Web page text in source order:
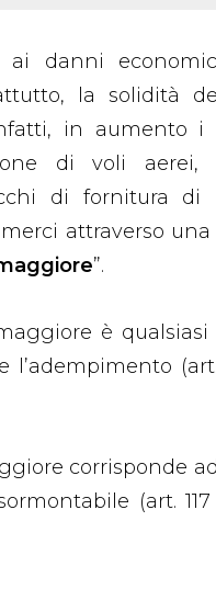
ai danni
la solidità
in aumento
di voli aerei,
di fornitura
attraverso
”.
è
corrisponde
(art.